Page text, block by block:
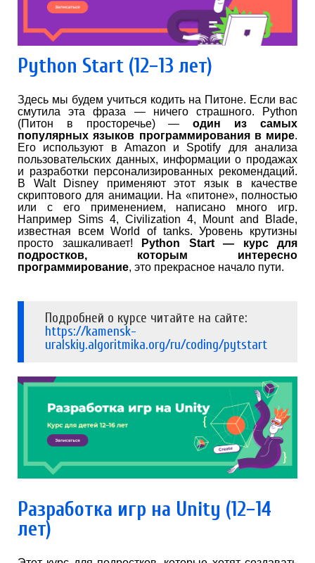
Python Start (12−13 лет)
Здесь мы будем учиться кодить на Питоне. Если вас
смутила эта фраза — ничего страшного. Python
(Питон в просторечье) —один из самых
популярных языков программирования в мире.
Его используют в Amazon и Spotify для анализа
пользовательских данных, информации о продажах
и разработки персонализированных рекомендаций.
В Walt Disney применяют этот язык в качестве
скриптового для анимации. На «питоне», полностью
или с его применением, написано много игр.
Например Sims 4, Civilization 4, Mount and Blade,
известная всем World of tanks. Уровень крутизны
просто зашкаливает!
Python Start — курс для
подростков, которым интересно
программирование, это прекрасное начало пути.
Подробней о курсе читайте на сайте:
https://kamensk-
uralskiy.algoritmika.org/ru/coding/pytstart
Разработка игр на Unity (12−14
лет)